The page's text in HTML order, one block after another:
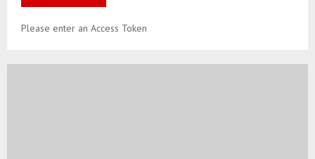
Please enter an Access Token